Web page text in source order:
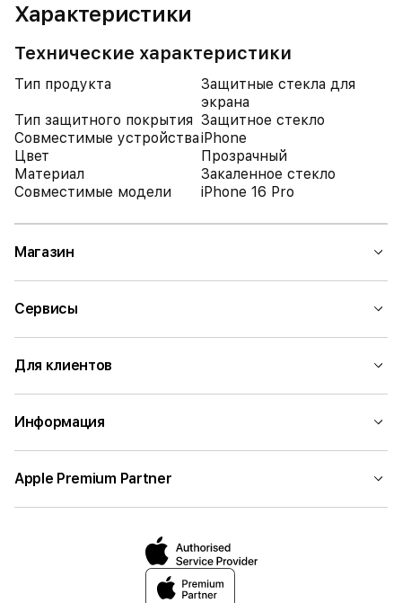
Характеристики
Технические характеристики
Тип продукта
Защитные стекла для
экрана
Тип защитного покрытия Защитное стекло
Совместимые устройстваiPhone
Цвет
Прозрачный
Материал
Закаленное стекло
Совместимые модели
iPhone 16 Pro
Магазин
Сервисы
Для клиентов
Информация
Apple Premium Partner